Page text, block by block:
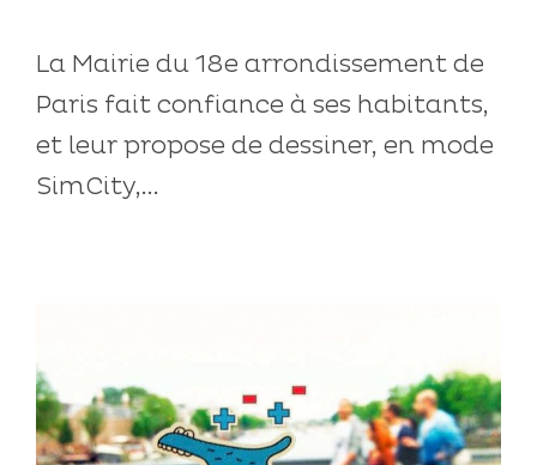
La Mairie du 18e arrondissement de
Paris fait confiance à ses habitants,
et leur propose de dessiner, en mode
SimCity,...